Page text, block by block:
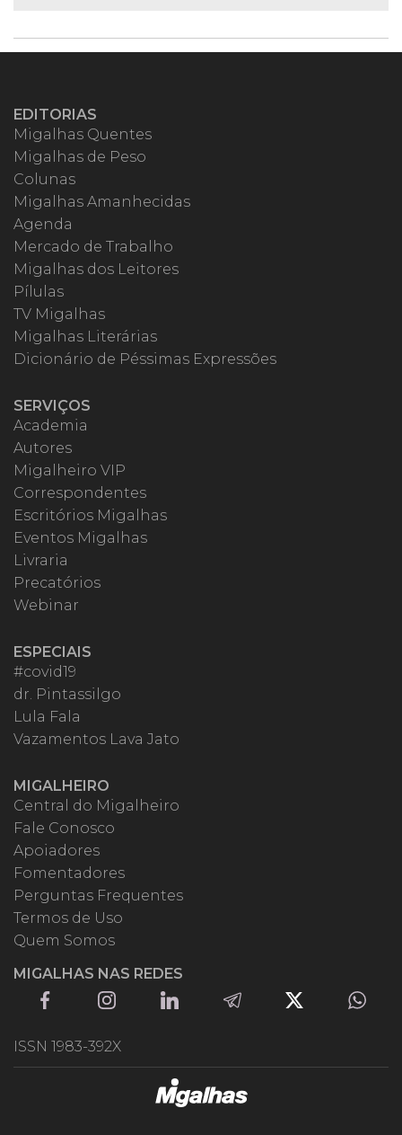
EDITORIAS
Migalhas Quentes
Migalhas de Peso
Colunas
Migalhas Amanhecidas
Agenda
Mercado de Trabalho
Migalhas dos Leitores
Pílulas
TV Migalhas
Migalhas Literárias
Dicionário de Péssimas Expressões
SERVIÇOS
Academia
Autores
Migalheiro VIP
Correspondentes
Escritórios Migalhas
Eventos Migalhas
Livraria
Precatórios
Webinar
ESPECIAIS
#covid19
dr. Pintassilgo
Lula Fala
Vazamentos Lava Jato
MIGALHEIRO
Central do Migalheiro
Fale Conosco
Apoiadores
Fomentadores
Perguntas Frequentes
Termos de Uso
Quem Somos
MIGALHAS NAS REDES
ISSN 1983-392X